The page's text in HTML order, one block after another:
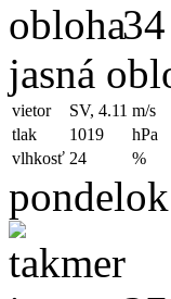
jasná
vietor SV, 4.11 m/s
tlak
1019
hPa
vlhkosť 24 %